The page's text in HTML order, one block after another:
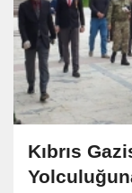
Kıbrıs